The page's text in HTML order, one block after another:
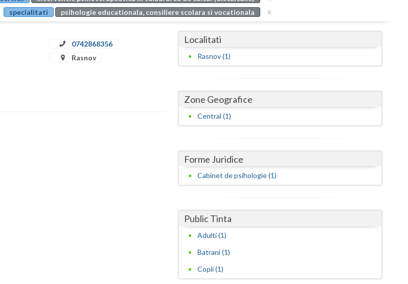
Buzau
Cluj
Covasna
Dambovita
Dolj
Galati
Gorj
specialitati
psihologie educationala, consiliere scolara si vocationala
0742868356
Rasnov
Localitati
Rasnov (1)
Zone Geografice
Central (1)
Forme Juridice
Cabinet de psihologie (1)
Public Tinta
Adulti (1)
Batrani (1)
Copii (1)